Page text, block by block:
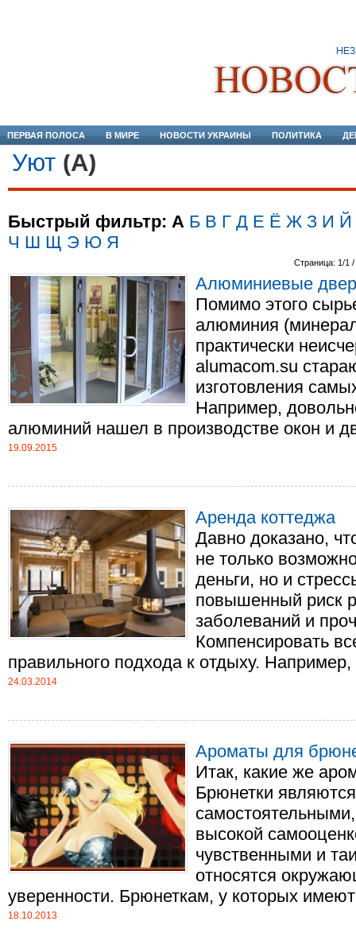
ПЕРВАЯ ПОЛОСА В МИРЕ НОВОСТИ УКРАИНЫ ПОЛИТИКА
Уют (А)
Быстрый фильтр: А Б В Г Д Е Ё Ж З И Й
Ч Ш Щ Э Ю Я
Страница: 1/1 /
Алюминиевые
Помимо этого
алюминия
практически
alumacom.su
изготовления
Например,
алюминий нашел в производстве окон и
19.09.2015
Аренда коттеджа
Давно доказано,
не только
деньги, но и
повышенный риск
заболеваний и
Компенсировать
правильного подхода к отдыху.
24.03.2014
Ароматы для
Итак, какие же
Брюнетки
высокой
чувственными и
относятся
уверенности. Брюнеткам, у которых
18.10.2013